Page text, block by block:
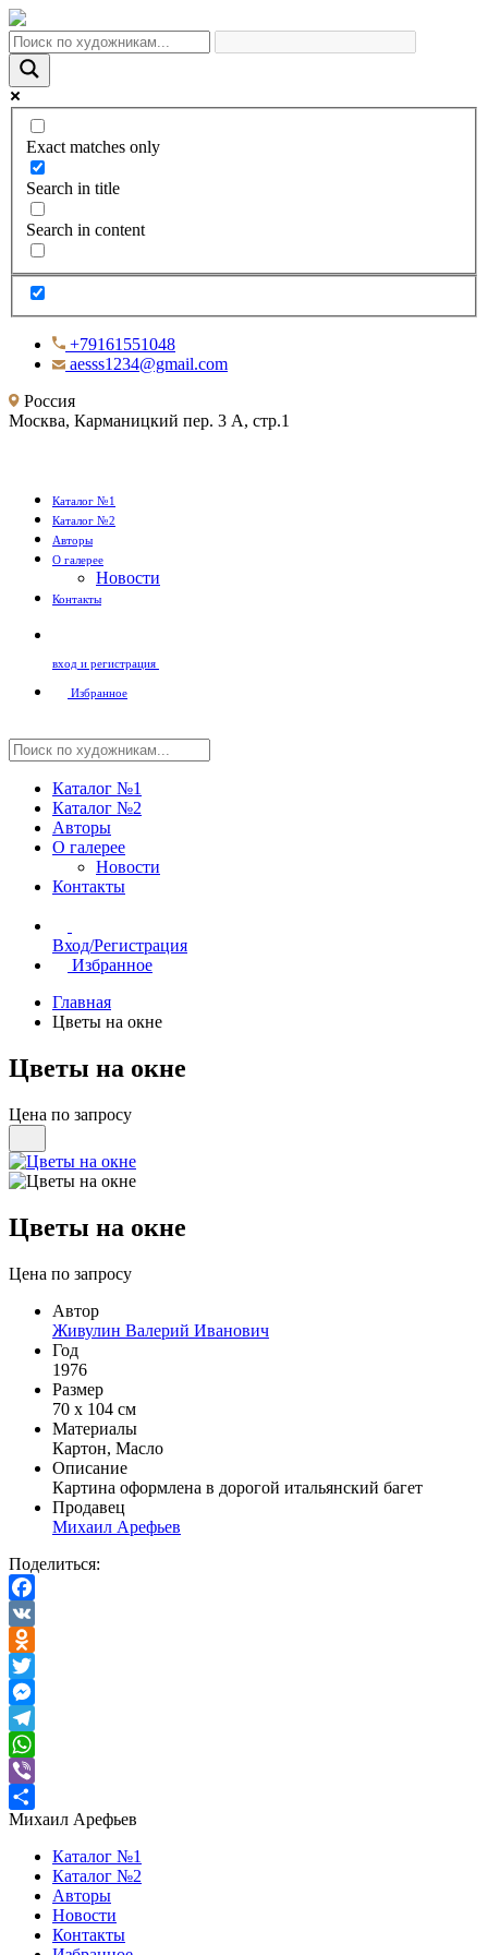
Exact matches only
Search in title
Search in content
+79161551048
aesss1234@gmail.com
Россия
Москва, Карманицкий пер. 3 А, стр.1
Каталог №1
Каталог №2
Авторы
О галерее
Новости
Контакты
вход и регистрация
Избранное
Каталог №1
Каталог №2
Авторы
О галерее
Новости
Контакты
Вход/Регистрация
Избранное
Главная
Цветы на окне
Цветы на окне
Цена по запросу
Цветы на окне
Цена по запросу
Автор
Живулин Валерий Иванович
Год
1976
Размер
70 х 104 см
Материалы
Картон, Масло
Описание
Картина оформлена в дорогой итальянский багет
Продавец
Михаил Арефьев
Поделиться:
Facebook
VK
Odnoklassniki
Twitter
Messenger
Telegram
WhatsApp
Viber
Отправить
Михаил Арефьев
Каталог №1
Каталог №2
Авторы
Новости
Контакты